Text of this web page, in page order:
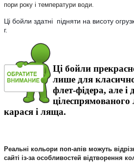
пори року і температури води.
Ці бойли здатні підняти на висоту
г.
Ці бойли
лише для
флет-фiдера, але і
цілеспрямованого
карася і ляща.
Реальні кольори поп-апiв можуть
сайті із-за особливостей відтворення